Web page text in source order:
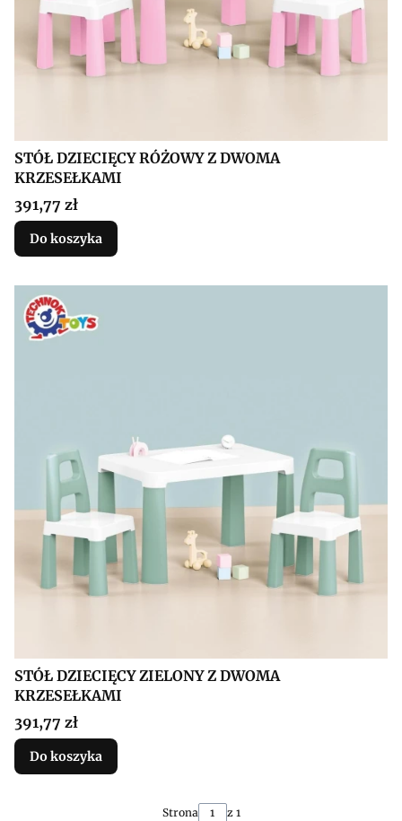
STÓŁ DZIECIĘCY RÓŻOWY Z DWOMA
KRZESEŁKAMI
Cena
391,77 zł
Do koszyka
STÓŁ DZIECIĘCY ZIELONY Z DWOMA
KRZESEŁKAMI
Cena
391,77 zł
Do koszyka
Strona z 1